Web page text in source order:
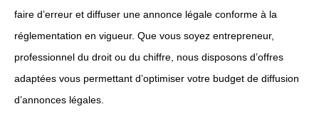
faire d’erreur et diffuser une annonce légale conforme à la
réglementation en vigueur. Que vous soyez entrepreneur,
professionnel du droit ou du chiffre, nous disposons d’offres
adaptées vous permettant d’optimiser votre budget de diffusion
d’annonces légales.